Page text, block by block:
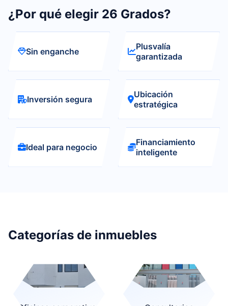
¿Por qué elegir 26 Grados?
Sin enganche
Plusvalía
garantizada
Inversión segura
Ubicación
estratégica
Ideal para negocio
Financiamiento
inteligente
Categorías de inmuebles